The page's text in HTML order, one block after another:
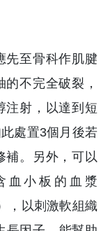
先至骨科作肌腱
不完全破裂，
注射，以達到短
處置3個月後若
補。另外，可以
血小板的血漿
，以刺激軟組織